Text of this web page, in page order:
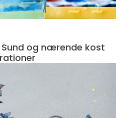
og nærende kost